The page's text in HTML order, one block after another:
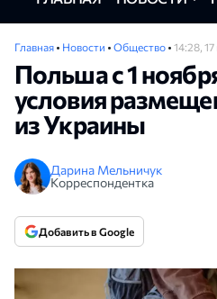
Главная • Новости • Общество • 14:28,
Польша с 1
условия
из Украины
Дарина Мельничук
Корреспондентка
Добавить в Google